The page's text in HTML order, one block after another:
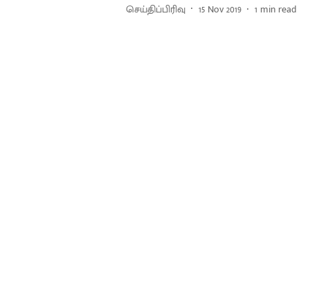
செய்திப்பிரிவு 15 Nov 2019 1 min read